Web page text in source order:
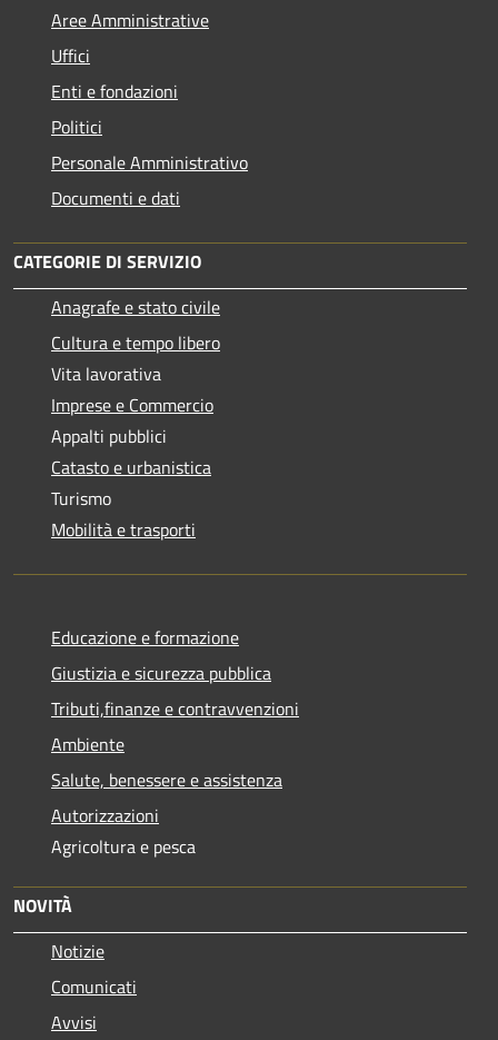
Aree Amministrative
Uffici
Enti e fondazioni
Politici
Personale Amministrativo
Documenti e dati
CATEGORIE DI SERVIZIO
Anagrafe e stato civile
Cultura e tempo libero
Vita lavorativa
Imprese e Commercio
Appalti pubblici
Catasto e urbanistica
Turismo
Mobilità e trasporti
Educazione e formazione
Giustizia e sicurezza pubblica
Tributi,finanze e contravvenzioni
Ambiente
Salute, benessere e assistenza
Autorizzazioni
Agricoltura e pesca
NOVITÀ
Notizie
Comunicati
Avvisi